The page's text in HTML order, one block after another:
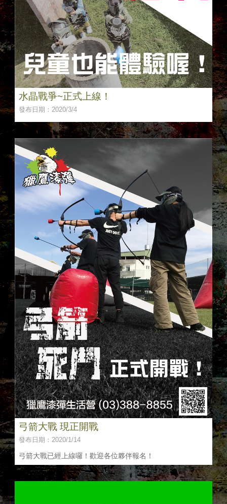
水晶戰爭~正式上線！
發布日期：2020/3/4
弓箭大戰 現正開戰
發布日期：2020/1/14
弓箭大戰已經上線囉！歡迎各位夥伴報名！